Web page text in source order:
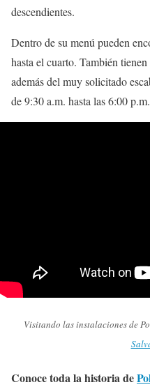
descendientes.
Dentro de su menú pueden
hasta el cuarto. También
además del muy solicitado
de 9:30 a.m. hasta las 6:00 p.m.
Visitando las instalaciones de
Conoce toda la historia de